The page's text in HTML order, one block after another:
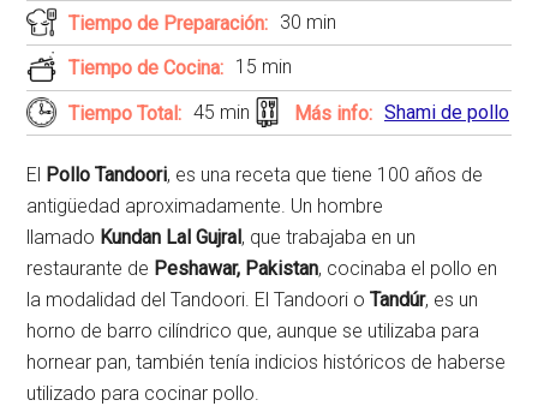
Tiempo de Preparación: 30 min
Tiempo de Cocina: 15 min
Tiempo Total: 45 min Más info: Shami de pollo
El Pollo Tandoori, es una receta que tiene 100 años de
antigüedad aproximadamente. Un hombre
llamado Kundan Lal Gujral, que trabajaba en un
restaurante de Peshawar, Pakistan, cocinaba el pollo en
la modalidad del Tandoori. El Tandoori oTandúr, es un
horno de barro cilíndrico que, aunque se utilizaba para
hornear pan, también tenía indicios históricos de haberse
utilizado para cocinar pollo.